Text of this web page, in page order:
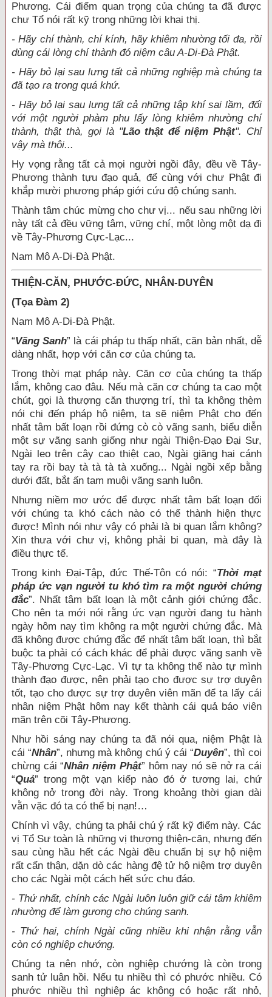
Phương. Cái điểm quan trọng của chúng ta đã được
chư Tổ nói rất kỹ trong những lời khai thị.
- Hãy chí thành, chí kính, hãy khiêm nhường tối đa, rồi
dùng cái lòng chí thành đó niệm câu A-Di-Đà Phật.
- Hãy bỏ lại sau lưng tất cả những nghiệp mà chúng ta
đã tạo ra trong quá khứ.
- Hãy bỏ lại sau lưng tất cả những tập khí sai lầm, đối
với một người phàm phu lấy lòng khiêm nhường chí
thành, thật thà, gọi là "Lão thật để niệm Phật". Chỉ
vậy mà thôi...
Hy vọng rằng tất cả mọi người ngồi đây, đều về Tây-
Phương thành tựu đạo quả, để cùng với chư Phật đi
khắp mười phương pháp giới cứu độ chúng sanh.
Thành tâm chúc mừng cho chư vị... nếu sau những lời
này tất cả đều vững tâm, vững chí, một lòng một dạ đi
về Tây-Phương Cực-Lạc...
Nam Mô A-Di-Đà Phật.
THIỆN-CĂN, PHƯỚC-ĐỨC, NHÂN-DUYÊN
(Tọa Đàm 2)
Nam Mô A-Di-Đà Phật.
“Vãng Sanh” là cái pháp tu thấp nhất, căn bản nhất, dễ
dàng nhất, hợp với căn cơ của chúng ta.
Trong thời mạt pháp này. Căn cơ của chúng ta thấp
lắm, không cao đâu. Nếu mà căn cơ chúng ta cao một
chút, gọi là thượng căn thượng trí, thì ta không thèm
nói chi đến pháp hộ niệm, ta sẽ niệm Phật cho đến
nhất tâm bất loạn rồi đứng cò cò vãng sanh, biểu diễn
một sự vãng sanh giống như ngài Thiện-Đạo Đại Sư,
Ngài leo trên cây cao thiệt cao, Ngài giăng hai cánh
tay ra rồi bay tà tà tà tà xuống... Ngài ngồi xếp bằng
dưới đất, bắt ấn tam muội vãng sanh luôn.
Nhưng niềm mơ ước để được nhất tâm bất loạn đối
với chúng ta khó cách nào có thể thành hiện thực
được! Mình nói như vậy có phải là bi quan lắm không?
Xin thưa với chư vị, không phải bi quan, mà đây là
điều thực tế.
Trong kinh Đại-Tập, đức Thế-Tôn có nói: “Thời mạt
pháp ức vạn người tu khó tìm ra một người chứng
đắc”. Nhất tâm bất loạn là một cảnh giới chứng đắc.
Cho nên ta mới nói rằng ức vạn người đang tu hành
ngày hôm nay tìm không ra một người chứng đắc. Mà
đã không được chứng đắc để nhất tâm bất loạn, thì bắt
buộc ta phải có cách khác để phải được vãng sanh về
Tây-Phương Cực-Lạc. Vì tự ta không thể nào tự mình
thành đạo được, nên phải tạo cho được sự trợ duyên
tốt, tạo cho được sự trợ duyên viên mãn để ta lấy cái
nhân niệm Phật hôm nay kết thành cái quả báo viên
mãn trên cõi Tây-Phương.
Như hồi sáng nay chúng ta đã nói qua, niệm Phật là
cái “Nhân”, nhưng mà không chú ý cái “Duyên”, thì coi
chừng cái “Nhân niệm Phật” hôm nay nó sẽ nở ra cái
“Quả” trong một vạn kiếp nào đó ở tương lai, chứ
không nở trong đời này. Trong khoảng thời gian dài
vằn vặc đó ta có thể bị nạn!…
Chính vì vậy, chúng ta phải chú ý rất kỹ điểm này. Các
vị Tổ Sư toàn là những vị thượng thiện-căn, nhưng đến
sau cùng hầu hết các Ngài đều chuẩn bị sự hộ niệm
rất cẩn thận, dặn dò các hàng đệ tử hộ niệm trợ duyên
cho các Ngài một cách hết sức chu đáo.
- Thứ nhất, chính các Ngài luôn luôn giữ cái tâm khiêm
nhường để làm gương cho chúng sanh.
- Thứ hai, chính Ngài cũng nhiều khi nhận rằng vẫn
còn có nghiệp chướng.
Chúng ta nên nhớ, còn nghiệp chướng là còn trong
sanh tử luân hồi. Nếu tu nhiều thì có phước nhiều. Có
phước nhiều thì nghiệp ác không có hoặc rất nhỏ,